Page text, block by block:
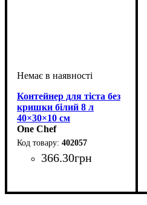
Контейнер для тіста без
кришки білий 8 л
40×30×10 см
One Chef
402057
366.30грн